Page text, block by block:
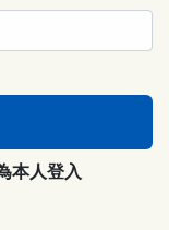
本人登入